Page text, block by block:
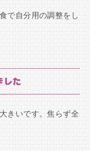
で自分用の調整をし
した
きいです。焦らず全